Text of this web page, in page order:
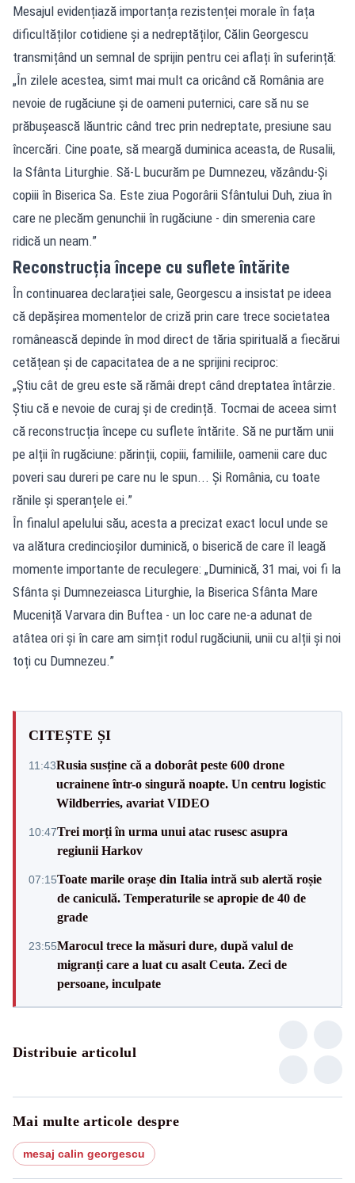
Mesajul evidențiază importanța rezistenței morale în fața
dificultăților cotidiene și a nedreptăților, Călin Georgescu
transmițând un semnal de sprijin pentru cei aflați în suferință:
„În zilele acestea, simt mai mult ca oricând că România are
nevoie de rugăciune și de oameni puternici, care să nu se
prăbușească lăuntric când trec prin nedreptate, presiune sau
încercări. Cine poate, să meargă duminica aceasta, de Rusalii,
la Sfânta Liturghie. Să-L bucurăm pe Dumnezeu, văzându-Și
copiii în Biserica Sa. Este ziua Pogorârii Sfântului Duh, ziua în
care ne plecăm genunchii în rugăciune - din smerenia care
ridică un neam.”
Reconstrucția începe cu suflete întărite
În continuarea declarației sale, Georgescu a insistat pe ideea
că depășirea momentelor de criză prin care trece societatea
românească depinde în mod direct de tăria spirituală a fiecărui
cetățean și de capacitatea de a ne sprijini reciproc:
„Știu cât de greu este să rămâi drept când dreptatea întârzie.
Știu că e nevoie de curaj și de credință. Tocmai de aceea simt
că reconstrucția începe cu suflete întărite. Să ne purtăm unii
pe alții în rugăciune: părinții, copiii, familiile, oamenii care duc
poveri sau dureri pe care nu le spun... Și România, cu toate
rănile și speranțele ei.”
În finalul apelului său, acesta a precizat exact locul unde se
va alătura credincioșilor duminică, o biserică de care îl leagă
momente importante de reculegere: „Duminică, 31 mai, voi fi la
Sfânta și Dumnezeiasca Liturghie, la Biserica Sfânta Mare
Muceniță Varvara din Buftea - un loc care ne-a adunat de
atâtea ori și în care am simțit rodul rugăciunii, unii cu alții și noi
toți cu Dumnezeu.”
CITEȘTE ȘI
11:43Rusia susține că a doborât peste 600 drone
ucrainene într-o singură noapte. Un centru logistic
Wildberries, avariat VIDEO
10:47Trei morți în urma unui atac rusesc asupra
regiunii Harkov
07:15Toate marile orașe din Italia intră sub alertă roșie
de caniculă. Temperaturile se apropie de 40 de
grade
23:55Marocul trece la măsuri dure, după valul de
migranți care a luat cu asalt Ceuta. Zeci de
persoane, inculpate
Distribuie articolul
Mai multe articole despre
mesaj calin georgescu